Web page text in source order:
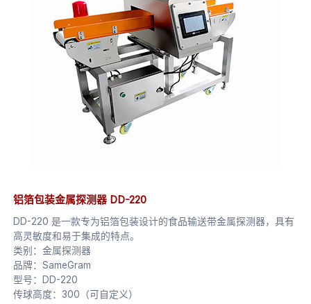
铝箔包装金属探测器 DD-220
DD-220 是一款专为铝箔包装设计的食品输送带金属探测器，具有
高灵敏度和易于集成的特点。
类别：金属探测器
品牌：SameGram
型号：DD-220
传球高度：300（可自定义）